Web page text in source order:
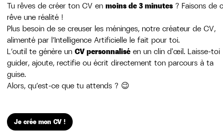
Tu rêves de créer ton CV en moins de 3 minutes ? Faisons de
rêve une réalité !
Plus besoin de se creuser les méninges, notre créateur de CV,
alimenté par l’Intelligence Artificielle le fait pour toi.
L’outil te génère un CV personnalisé en un clin d'œil. Laisse-toi
guider, ajoute, rectifie ou écrit directement ton parcours à ta
guise.
Alors, qu’est-ce que tu attends ? 😉
Je crée mon CV !